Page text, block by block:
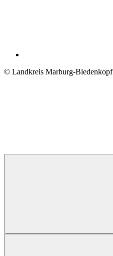
© Landkreis Marburg-Biedenkopf